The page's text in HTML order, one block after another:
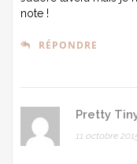
note !
RÉPONDRE
Pretty
11 octobre